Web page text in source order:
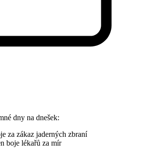
dny na dnešek:
za zákaz jaderných zbraní
boje lékařů za mír